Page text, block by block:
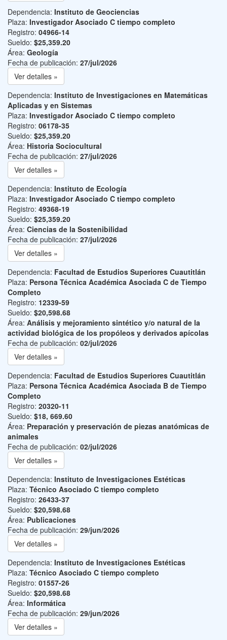
Dependencia: Instituto de Geociencias
Plaza: Investigador Asociado C tiempo completo
Registro: 04966-14
Sueldo: $25,359.20
Área: Geología
Fecha de publicación: 27/jul/2026
Ver detalles »
Dependencia: Instituto de Investigaciones en Matemáticas
Aplicadas y en Sistemas
Plaza: Investigador Asociado C tiempo completo
Registro: 06178-35
Sueldo: $25,359.20
Área: Historia Sociocultural
Fecha de publicación: 27/jul/2026
Ver detalles »
Dependencia: Instituto de Ecología
Plaza: Investigador Asociado C tiempo completo
Registro: 49368-19
Sueldo: $25,359.20
Área: Ciencias de la Sostenibilidad
Fecha de publicación: 27/jul/2026
Ver detalles »
Dependencia: Facultad de Estudios Superiores Cuautitlán
Plaza: Persona Técnica Académica Asociada C de Tiempo
Completo
Registro: 12339-59
Sueldo: $20,598.68
Área: Análisis y mejoramiento sintético y/o natural de la
actividad biológica de los propóleos y derivados apícolas
Fecha de publicación: 02/jul/2026
Ver detalles »
Dependencia: Facultad de Estudios Superiores Cuautitlán
Plaza: Persona Técnica Académica Asociada B de Tiempo
Completo
Registro: 20320-11
Sueldo: $18, 669.60
Área: Preparación y preservación de piezas anatómicas de
animales
Fecha de publicación: 02/jul/2026
Ver detalles »
Dependencia: Instituto de Investigaciones Estéticas
Plaza: Técnico Asociado C tiempo completo
Registro: 26433-37
Sueldo: $20,598.68
Área: Publicaciones
Fecha de publicación: 29/jun/2026
Ver detalles »
Dependencia: Instituto de Investigaciones Estéticas
Plaza: Técnico Asociado C tiempo completo
Registro: 01557-26
Sueldo: $20,598.68
Área: Informática
Fecha de publicación: 29/jun/2026
Ver detalles »